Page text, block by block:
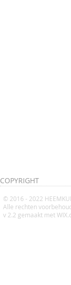
© 2016 - 2022
Alle rechten
v 2.2 gemaakt met
COPYRIGHT